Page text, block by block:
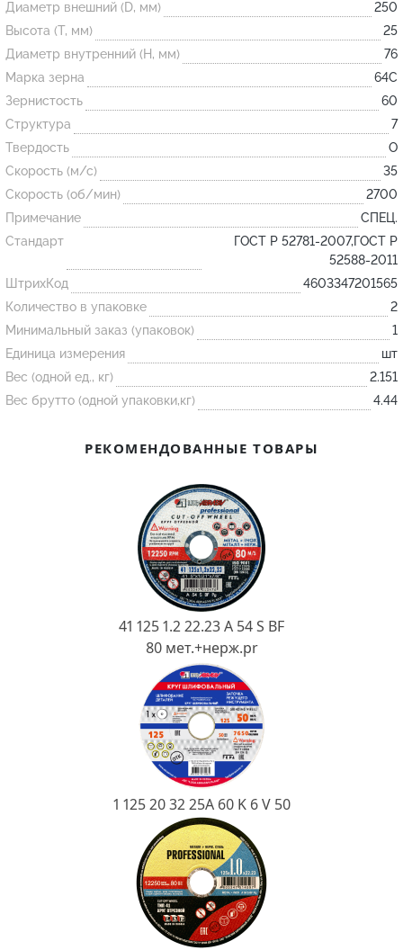
Огнеупорные
изделия
Скачать каталог
Тигель
Муфель
Черпак
Шербер
Трубка
Стержень
Пробка
Подставка
Лодочка
Контакт
Желоб
Диаметр внешний (D, мм)
250
Высота (T, мм)
25
Диаметр внутренний (H, мм)
76
Марка зерна
64С
Зернистость
60
Структура
7
Твердость
O
Скорость (м/с)
35
Скорость (об/мин)
2700
Примечание
СПЕЦ.
Стандарт
ГОСТ Р 52781-2007,ГОСТ Р
52588-2011
ШтрихКод
4603347201565
Количество в упаковке
2
Минимальный заказ (упаковок)
1
Единица измерения
шт
Вес (одной ед., кг)
2.151
Вес брутто (одной упаковки,кг)
4.44
РЕКОМЕНДОВАННЫЕ ТОВАРЫ
41 125 1.2 22.23 A 54 S BF
80 мет.+нерж.pr
1 125 20 32 25А 60 K 6 V 50